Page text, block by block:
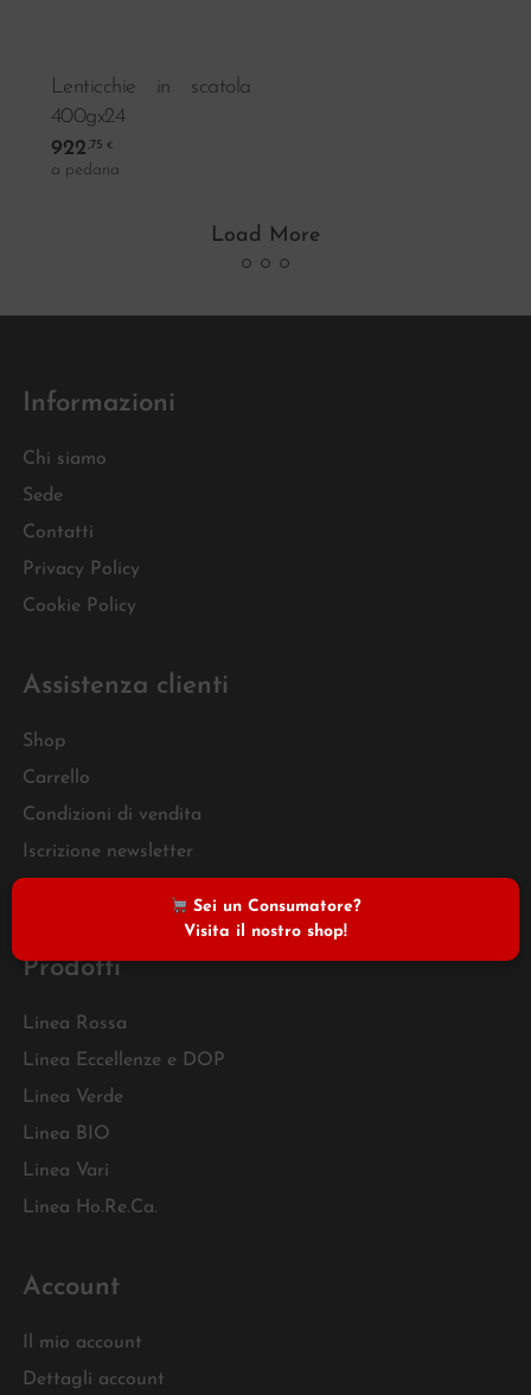
Lenticchie in scatola
400gx24
922 ,75 €
a pedana
Load More
Informazioni
Chi siamo
Sede
Contatti
Privacy Policy
Cookie Policy
Assistenza clienti
Shop
Carrello
Condizioni di vendita
Iscrizione newsletter
Prodotti
Linea Rossa
Linea Eccellenze e DOP
Linea Verde
Linea BIO
Linea Vari
Linea Ho.Re.Ca.
Account
Il mio account
Dettagli account
Sei un Consumatore?
Visita il nostro shop!